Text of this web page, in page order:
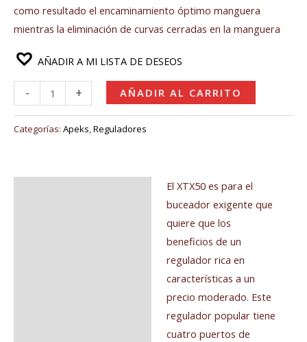
como resultado el encaminamiento óptimo manguera
mientras la eliminación de curvas cerradas en la manguera
AÑADIR A MI LISTA DE DESEOS
- + AÑADIR AL CARRITO
Categorías: Apeks,Reguladores
El XTX50 es para el
buceador exigente que
quiere que los
beneficios de un
regulador rica en
características a un
precio moderado. Este
regulador popular tiene
cuatro puertos de